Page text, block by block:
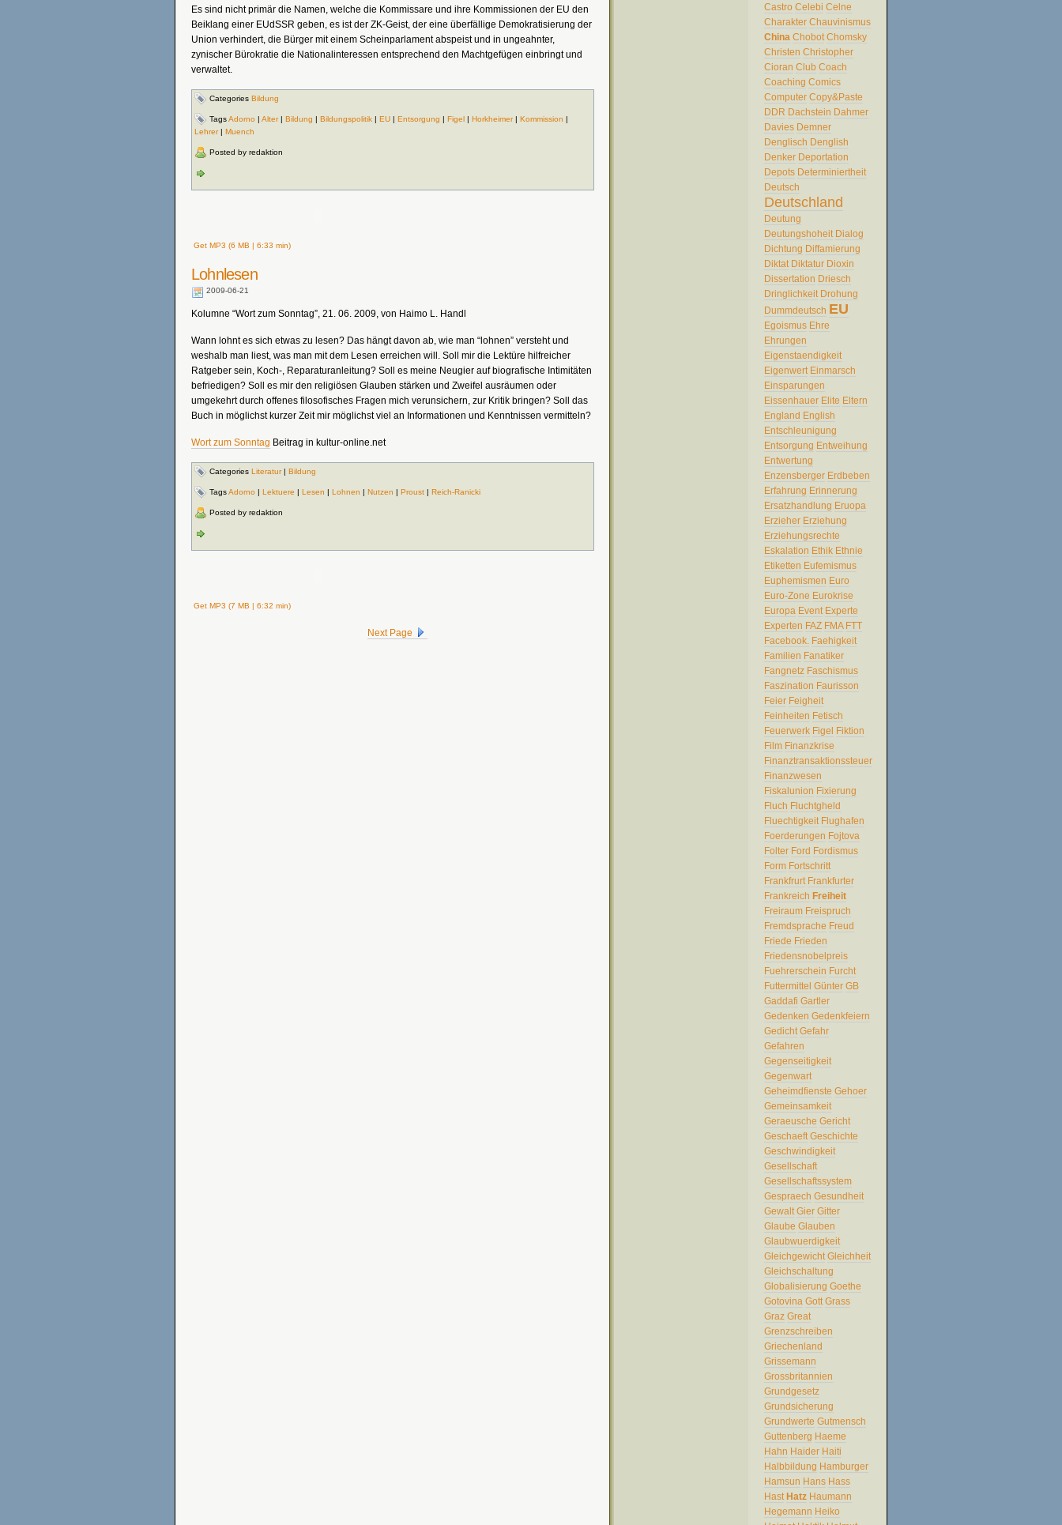
Es sind nicht primär die Namen, welche die Kommissare und ihre Kommissionen der EU den
Beiklang einer EUdSSR geben, es ist der ZK-Geist, der eine überfällige Demokratisierung der
Union verhindert, die Bürger mit einem Scheinparlament abspeist und in ungeahnter,
zynischer Bürokratie die Nationalinteressen entsprechend den Machtgefügen einbringt und
verwaltet.
Categories Bildung
TagsAdorno | Alter| Bildung | Bildungspolitik | EU | Entsorgung | Figel | Horkheimer| Kommission |
Lehrer| Muench
Posted by redaktion
Get MP3 (6 MB | 6:33 min)
Lohnlesen
2009-06-21
Kolumne “Wort zum Sonntag”, 21. 06. 2009, von Haimo L. Handl
Wann lohnt es sich etwas zu lesen? Das hängt davon ab, wie man “lohnen” versteht und
weshalb man liest, was man mit dem Lesen erreichen will. Soll mir die Lektüre hilfreicher
Ratgeber sein, Koch-, Reparaturanleitung? Soll es meine Neugier auf biografische Intimitäten
befriedigen? Soll es mir den religiösen Glauben stärken und Zweifel ausräumen oder
umgekehrt durch offenes filosofisches Fragen mich verunsichern, zur Kritik bringen? Soll das
Buch in möglichst kurzer Zeit mir möglichst viel an Informationen und Kenntnissen vermitteln?
Wort zum Sonntag Beitrag in kultur-online.net
Categories Literatur| Bildung
TagsAdorno | Lektuere | Lesen | Lohnen | Nutzen | Proust | Reich-Ranicki
Posted by redaktion
Get MP3 (7 MB | 6:32 min)
Next Page
Castro Celebi Celne
Charakter Chauvinismus
China Chobot Chomsky
Christen Christopher
Cioran Club Coach
Coaching Comics
Computer Copy&Paste
DDR Dachstein Dahmer
Davies Demner
Denglisch Denglish
Denker Deportation
Depots Determiniertheit
Deutsch
Deutschland
Deutung
Deutungshoheit Dialog
Dichtung Diffamierung
Diktat Diktatur Dioxin
Dissertation Driesch
Dringlichkeit Drohung
Dummdeutsch EU
Egoismus Ehre
Ehrungen
Eigenstaendigkeit
Eigenwert Einmarsch
Einsparungen
Eissenhauer Elite Eltern
England English
Entschleunigung
Entsorgung Entweihung
Entwertung
Enzensberger Erdbeben
Erfahrung Erinnerung
Ersatzhandlung Eruopa
Erzieher Erziehung
Erziehungsrechte
Eskalation Ethik Ethnie
Etiketten Eufemismus
Euphemismen Euro
Euro-Zone Eurokrise
Europa Event Experte
Experten FAZ FMA FTT
Facebook. Faehigkeit
Familien Fanatiker
Fangnetz Faschismus
Faszination Faurisson
Feier Feigheit
Feinheiten Fetisch
Feuerwerk Figel Fiktion
Film Finanzkrise
Finanztransaktionssteuer
Finanzwesen
Fiskalunion Fixierung
Fluch Fluchtgheld
Fluechtigkeit Flughafen
Foerderungen Fojtova
Folter Ford Fordismus
Form Fortschritt
Frankfrurt Frankfurter
Frankreich Freiheit
Freiraum Freispruch
Fremdsprache Freud
Friede Frieden
Friedensnobelpreis
Fuehrerschein Furcht
Futtermittel Günter GB
Gaddafi Gartler
Gedenken Gedenkfeiern
Gedicht Gefahr
Gefahren
Gegenseitigkeit
Gegenwart
Geheimdfienste Gehoer
Gemeinsamkeit
Geraeusche Gericht
Geschaeft Geschichte
Geschwindigkeit
Gesellschaft
Gesellschaftssystem
Gespraech Gesundheit
Gewalt Gier Gitter
Glaube Glauben
Glaubwuerdigkeit
Gleichgewicht Gleichheit
Gleichschaltung
Globalisierung Goethe
Gotovina Gott Grass
Graz Great
Grenzschreiben
Griechenland
Grissemann
Grossbritannien
Grundgesetz
Grundsicherung
Grundwerte Gutmensch
Guttenberg Haeme
Hahn Haider Haiti
Halbbildung Hamburger
Hamsun Hans Hass
Hast Hatz Haumann
Hegemann Heiko